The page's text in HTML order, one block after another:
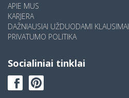
APIE MUS
KARJERA
DAŽNIAUSIAI UŽDUODAMI KLAUSIMAI
PRIVATUMO POLITIKA
Socialiniai tinklai